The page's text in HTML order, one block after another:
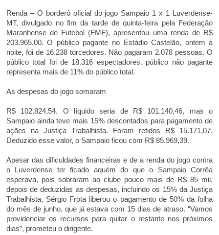
Renda – O borderô oficial do jogo Sampaio 1 x 1 Luverdense-
MT, divulgado no fim da tarde de quinta-feira pela Federação
Maranhense de Futebol (FMF), apresentou uma renda de R$
203.965,00. O público pagante no Estádio Castelão, ontem à
noite, foi de 16.238 torcedores. Não pagaram 2.078 pessoas. O
público total foi de 18.316 espectadores. público não pagante
representa mais de 11% do público total.
As despesas do jogo somaram
R$ 102.824,54. O líquido seria de R$ 101.140,46, mas o
Sampaio ainda teve mais 15% descontados para pagamento de
ações na Justiça Trabalhista. Foram retidos R$ 15.171,07.
Deduzido esse valor, o Sampaio ficou com R$ 85.969,39.
Apesar das dificuldades financeiras e de a renda do jogo contra
o Luverdense ter ficado aquém do que o Sampaio Corrêa
esperava, pois sobraram ao clube pouco mais de R$ 85 mil,
depois de deduzidas as despesas, incluindo os 15% da Justiça
Trabalhista, Sérgio Frota liberou o pagamento de 50% da folha
do mês de junho, que já estava com 15 dias de atraso. “Vamos
providenciar os recursos para quitar o restante nos próximos
dias”, prometeu o dirigente.